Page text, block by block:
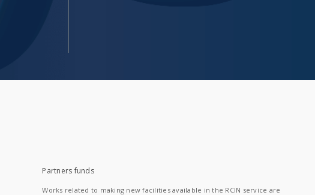
Partners funds
Works related to making new facilities available in the RCIN service are